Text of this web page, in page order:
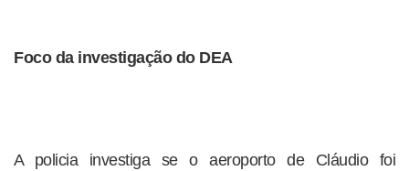
Foco da investigação do DEA
A policia investiga se o aeroporto de Cláudio foi